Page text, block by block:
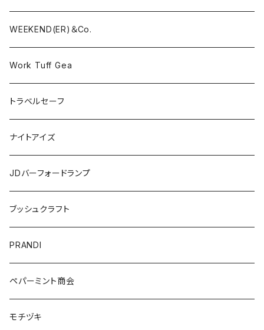
WEEKEND(ER)＆Co.
Work Tuff Gea
トラベルセーフ
ナイトアイズ
JDバーフォードランプ
ブッシュクラフト
PRANDI
ペパーミント商会
モチヅキ